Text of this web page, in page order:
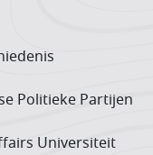
Politieke Partijen
Universiteit